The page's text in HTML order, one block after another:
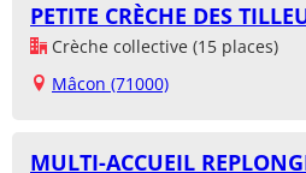
PETITE CRÈCHE DES
Crèche collective (15 places)
Mâcon (71000)
MULTI-ACCUEIL